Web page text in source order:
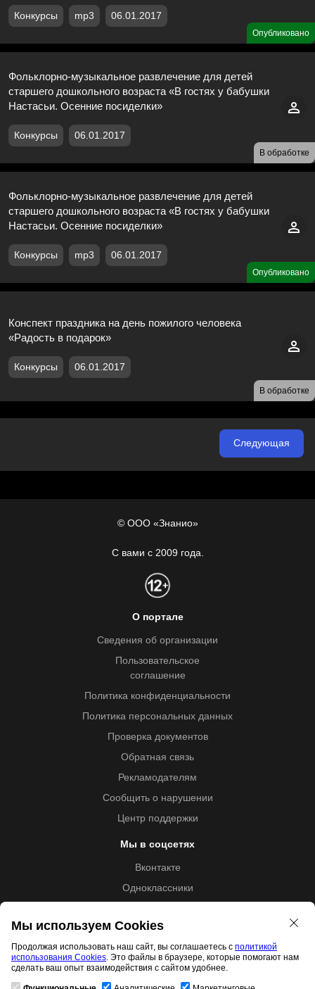
Опубликовано
Конкурсы mp3 06.01.2017
В обработке
Фольклорно-музыкальное развлечение для детей
старшего дошкольного возраста «В гостях у бабушки
Настасьи. Осенние посиделки»
Конкурсы 06.01.2017
Опубликовано
Фольклорно-музыкальное развлечение для детей
старшего дошкольного возраста «В гостях у бабушки
Настасьи. Осенние посиделки»
Конкурсы mp3 06.01.2017
В обработке
Конспект праздника на день пожилого человека
«Радость в подарок»
Конкурсы 06.01.2017
Следующая
© ООО «Знанио»
С вами с 2009 года.
О портале
Сведения об организации
Пользовательское
соглашение
Политика конфиденциальности
Политика персональных данных
Проверка документов
Обратная связь
Рекламодателям
Сообщить о нарушении
Центр поддержки
Мы в соцсетях
Вконтакте
Одноклассники
Образовательная лицензия №5257 от 09.09.2020 (Л035-
01253-67/00192487)
Мы используем Cookies
Продолжая использовать наш сайт, вы соглашаетесь с политикой
использования Cookies. Это файлы в браузере, которые помогают нам
сделать ваш опыт взаимодействия с сайтом удобнее.